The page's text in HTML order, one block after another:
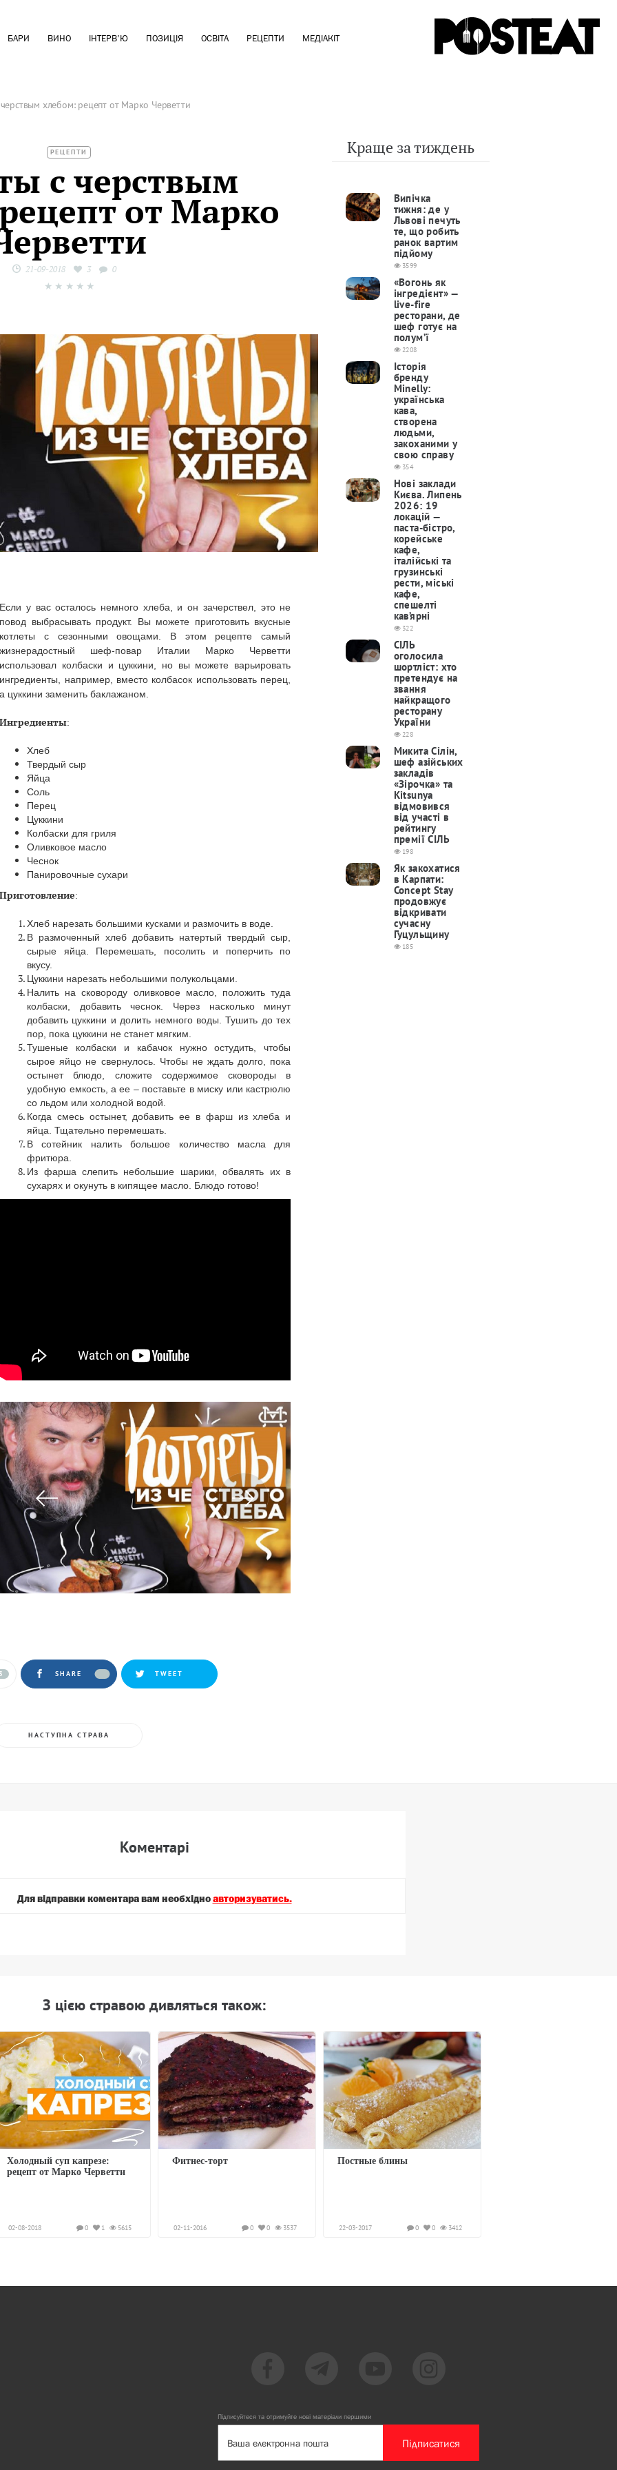
БАРИ ВИНО ІНТЕРВ'Ю ПОЗИЦІЯ ОСВІТА РЕЦЕПТИ МЕДІАКІТ
хлебом: рецепт от Марко Черветти
РЕЦЕПТИ
с черствым
от Марко
21-09-2018 3 0
★
★
★
★
★
Если у вас осталось немного хлеба, и он зачерствел, это не
повод выбрасывать продукт. Вы можете приготовить вкусные
котлеты с сезонными овощами. В этом рецепте самый
жизнерадостный шеф-повар Италии Марко Черветти
использовал колбаски и цуккини, но вы можете варьировать
ингредиенты, например, вместо колбасок использовать перец,
а цуккини заменить баклажаном.
Ингредиенты:
Хлеб
Твердый сыр
Яйца
Соль
Перец
Цуккини
Колбаски для гриля
Оливковое масло
Чеснок
Панировочные сухари
Приготовление:
Хлеб нарезать большими кусками и размочить в воде.
В размоченный хлеб добавить натертый твердый сыр,
сырые яйца. Перемешать, посолить и поперчить по
вкусу.
Цуккини нарезать небольшими полукольцами.
Налить на сковороду оливковое масло, положить туда
колбаски, добавить чеснок. Через насколько минут
добавить цуккини и долить немного воды. Тушить до тех
пор, пока цуккини не станет мягким.
Тушеные колбаски и кабачок нужно остудить, чтобы
сырое яйцо не свернулось. Чтобы не ждать долго, пока
остынет блюдо, сложите содержимое сковороды в
удобную емкость, а ее – поставьте в миску или кастрюлю
со льдом или холодной водой.
Когда смесь остынет, добавить ее в фарш из хлеба и
яйца. Тщательно перемешать.
В сотейник налить большое количество масла для
фритюра.
Из фарша слепить небольшие шарики, обвалять их в
сухарях и окунуть в кипящее масло. Блюдо готово!
SHARE TWEET
НАСТУПНА СТРАВА
Краще за тиждень
Випічка
тижня: де у
Львові печуть
те, що робить
ранок вартим
підйому
3599
«Вогонь як
інгредієнт» —
live-fire
ресторани, де
шеф готує на
полум’ї
2208
Історія
бренду
Minelly:
українська
кава,
створена
людьми,
закоханими у
свою справу
354
Нові заклади
Києва. Липень
2026: 19
локацій —
паста-бістро,
корейське
кафе,
італійські та
грузинські
рести, міські
кафе,
спешелті
кав’ярні
322
СІЛЬ
оголосила
шортліст: хто
претендує на
звання
найкращого
ресторану
України
228
Микита Сілін,
шеф азійських
закладів
«Зірочка» та
Kitsunya
відмовився
від участі в
рейтингу
премії СІЛЬ
198
Як закохатися
в Карпати:
Concept Stay
продовжує
відкривати
сучасну
Гуцульщину
185
Коментарi
Для вiдправки коментара вам необхiдно авторизуватись.
З цiєю стравою дивляться також:
Холодный суп капрезе:
рецепт от Марко Черветти
02-08-2018 5615
1
0
Фитнес-торт
02-11-2016 3537
0
0
Постные блины
22-03-2017 3412
0
0
Підписуйтеся та отримуйте нові матеріали першими
Підписатися